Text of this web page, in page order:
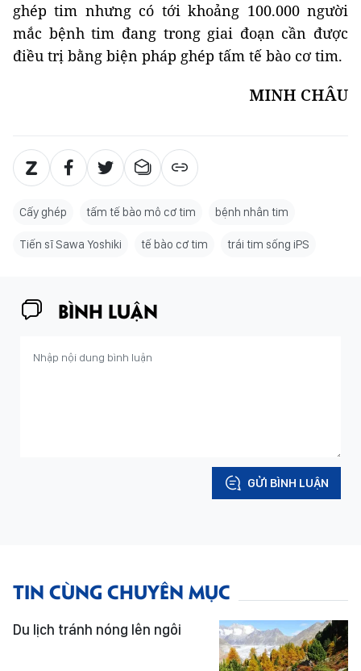
ghép tim nhưng có tới khoảng 100.000 người
mắc bệnh tim đang trong giai đoạn cần được
điều trị bằng biện pháp ghép tấm tế bào cơ tim.
MINH CHÂU
Cấy ghép tấm tế bào mô cơ tim bệnh nhân tim
Tiến sĩ Sawa Yoshiki tế bào cơ tim trái tim sống iPS
BÌNH LUẬN
GỬI BÌNH LUẬN
TIN CÙNG CHUYÊN MỤC
Du lịch tránh nóng lên ngôi